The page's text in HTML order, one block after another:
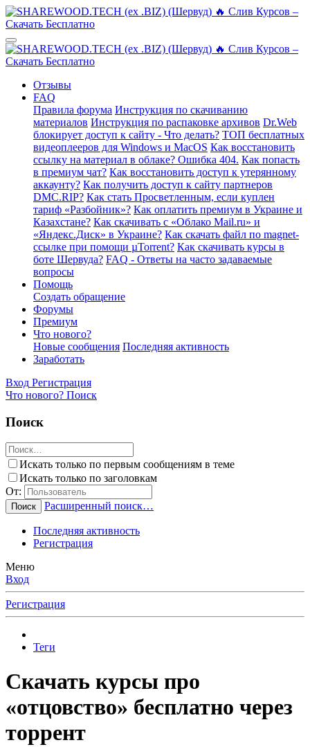
Отзывы
FAQ
Правила форума Инструкция по скачиванию
материалов Инструкция по распаковке архивов Dr.Web
блокирует доступ к сайту - Что делать? ТОП бесплатных
видеоплееров для Windows и MacOS Как восстановить
ссылку на материал в облаке? Ошибка 404. Как попасть
в премиум чат? Как восстановить доступ к утерянному
аккаунту? Как получить доступ к сайту партнеров
DMC.RIP? Как стать Просветленным, если куплен
тариф «Разбойник»? Как оплатить премиум в Украине и
Казахстане? Как скачивать с «Облако Mail.ru» и
«Яндекс.Диск» в Украине? Как скачать файл по magnet-
ссылке при помощи µTorrent? Как скачивать курсы в
боте Шервуда? FAQ - Ответы на часто задаваемые
вопросы
Помощь
Создать обращение
Форумы
Премиум
Что нового?
Новые сообщения Последняя активность
Заработать
Вход Регистрация
Что нового? Поиск
Поиск
Искать только по первым сообщениям в теме
Искать только по заголовкам
От:
Поиск Расширенный поиск…
Последняя активность
Регистрация
Меню
Вход
Регистрация
Теги
Скачать курсы про
«отцовство» бесплатно через
торрент